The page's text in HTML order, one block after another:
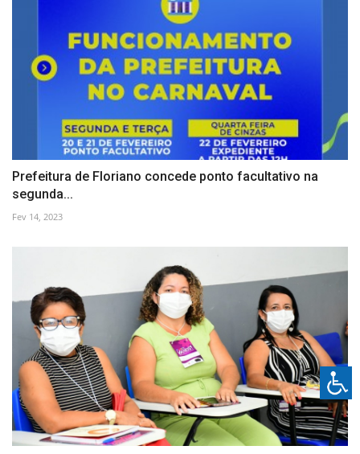
Prefeitura de Floriano concede ponto facultativo na
segunda...
Fev 14, 2023